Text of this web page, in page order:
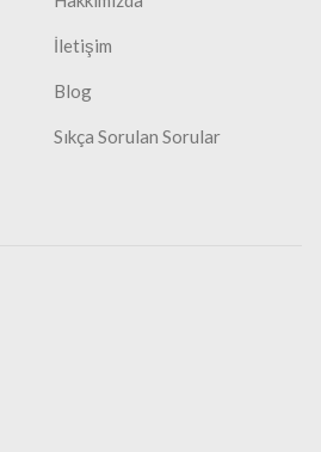
İletişim
Blog
Sıkça Sorulan Sorular